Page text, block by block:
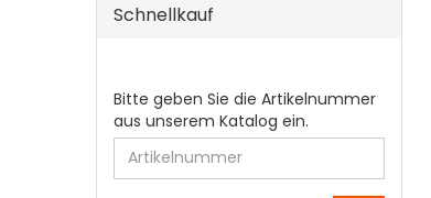
Schnellkauf
BITTE
GEBEN
SIE
DIE
ARTIKELNUMMER
Bitte geben Sie die Artikelnummer
aus unserem Katalog ein.